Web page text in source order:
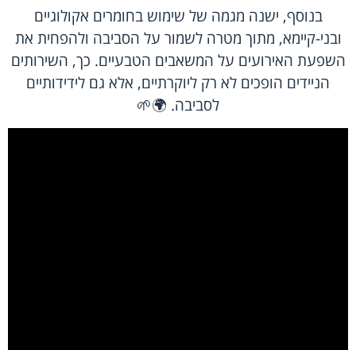
בנוסף, ישנה מגמה של שימוש בחומרים אקולוגיים
ובני-קיימא, מתוך מטרה לשמור על הסביבה ולהפחית את
השפעת האירועים על המשאבים הטבעיים. כך, השירותים
הניידים הופכים לא רק ליוקרתיים, אלא גם לידידותיים
לסביבה. 🌍🌱